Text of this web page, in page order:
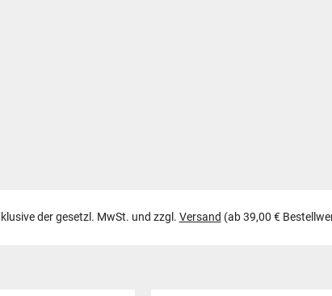
der gesetzl. MwSt. und zzgl. Versand (ab 39,00 €